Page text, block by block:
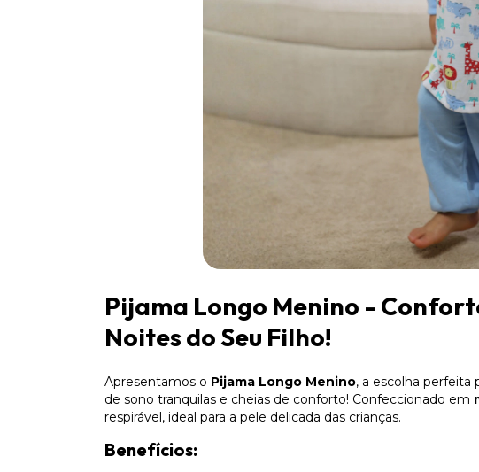
Pijama Longo Menino -
Noites do Seu Filho!
Apresentamos o Pijama Longo Menino, a escolha perfeita
de sono tranquilas e cheias de conforto! Confeccionado em
respirável, ideal para a pele delicada das crianças.
Benefícios: